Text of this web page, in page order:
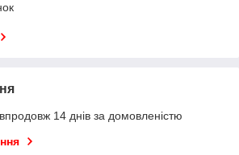
14 днів за домовленістю